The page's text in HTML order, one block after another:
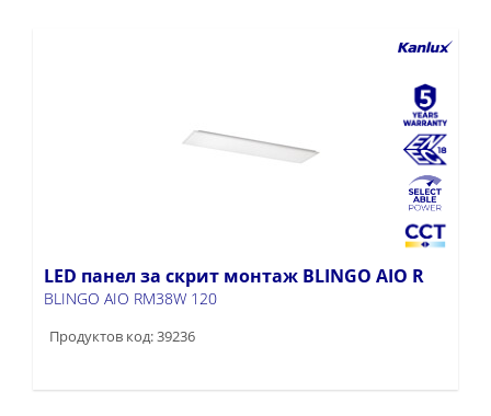
LED панел за скрит монтаж BLINGO AIO R
BLINGO AIO RM38W 120
Продуктов код: 39236